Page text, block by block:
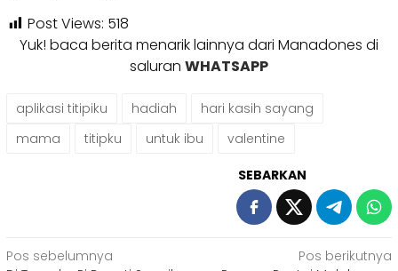
Post Views: 518
Yuk! baca berita menarik lainnya dari Manadones di
saluran WHATSAPP
aplikasi titipiku hadiah
hari kasih sayang
mama
titipku untuk ibu valentine
SEBARKAN
Navigasi
Pos sebelumnya
Pos berikutnya